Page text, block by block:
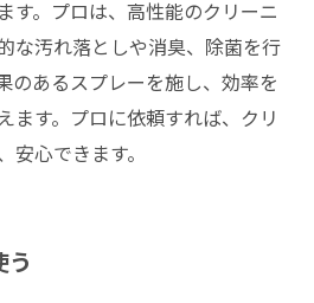
す。プロは、高性能のクリーニ
な汚れ落としや消臭、除菌を行
のあるスプレーを施し、効率を
ます。プロに依頼すれば、クリ
心できます。
う